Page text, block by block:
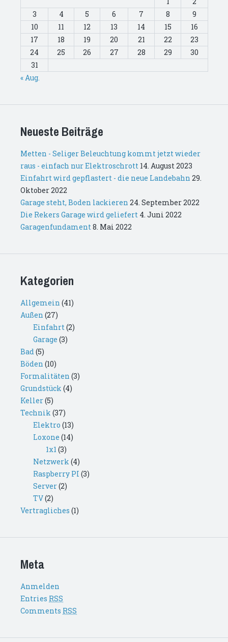
3
4 5 6 7 8
9
10
11 12 13 14 15
16
17
18 19 20 21 22
23
24
25 26 27 28 29
30
31
« Aug.
Neueste Beiträge
Metten - Seliger Beleuchtung kommt jetzt wieder
raus - einfach nur Elektroschrott 14. August 2023
Einfahrt wird gepflastert - die neue Landebahn 29.
Oktober 2022
Garage steht, Boden lackieren 24. September 2022
Die Rekers Garage wird geliefert 4. Juni 2022
Garagenfundament8. Mai 2022
Kategorien
Allgemein (41)
Außen (27)
Einfahrt(2)
Garage (3)
Bad(5)
Böden (10)
Formalitäten (3)
Grundstück (4)
Keller(5)
Technik (37)
Elektro (13)
Loxone (14)
1x1 (3)
Netzwerk (4)
Raspberry PI (3)
Server(2)
TV(2)
Vertragliches (1)
Meta
Anmelden
Entries RSS
Comments RSS